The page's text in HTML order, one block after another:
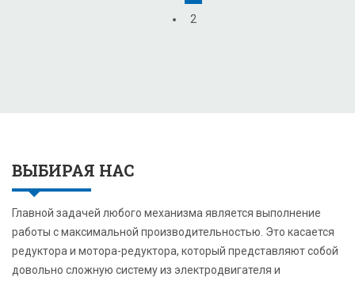
2
ВЫБИРАЯ НАС
Главной задачей любого механизма является выполнение
работы с максимальной производительностью. Это касается
редуктора и мотора-редуктора, который представляют собой
довольно сложную систему из электродвигателя и